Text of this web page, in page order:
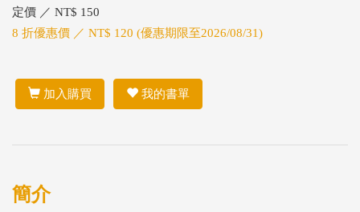
定價 ／ NT$ 150
8 折優惠價 ／ NT$ 120 (優惠期限至2026/08/31)
加入購買 我的書單
簡介